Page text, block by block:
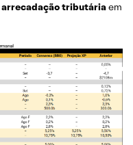
arrecadação tributáriaem